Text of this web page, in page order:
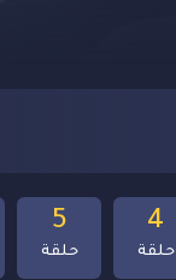
5
حلقة
4
حلقة